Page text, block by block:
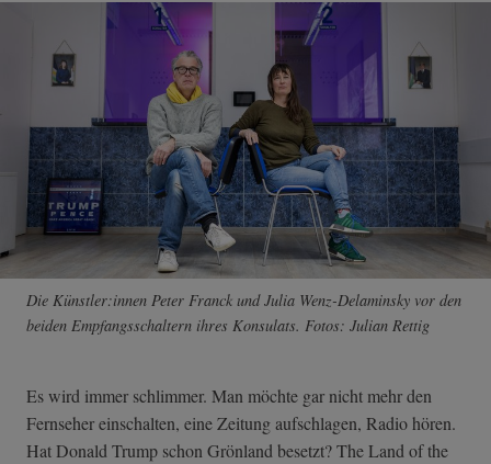
Die Künstler:innen Peter Franck und Julia Wenz-Delaminsky vor den
beiden Empfangsschaltern ihres Konsulats. Fotos: Julian Rettig
Es wird immer schlimmer. Man möchte gar nicht mehr den
Fernseher einschalten, eine Zeitung aufschlagen, Radio hören.
Hat Donald Trump schon Grönland besetzt? The Land of the